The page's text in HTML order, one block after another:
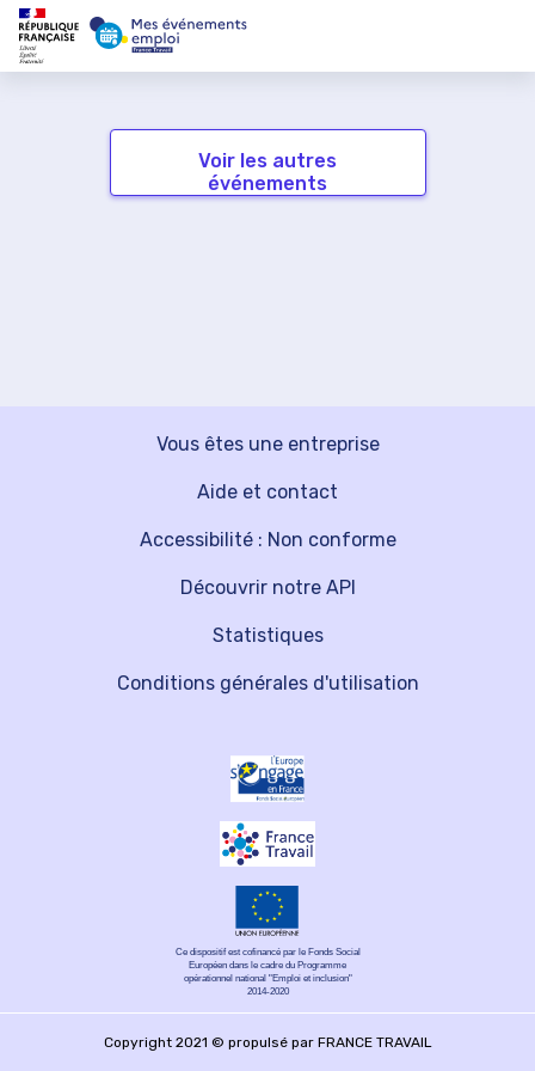
Voir les autres
événements
Vous êtes une entreprise
Découvrir notre API
Aide et contact
Statistiques
Accessibilité : Non conforme
Conditions générales d'utilisation
Ce dispositif est cofinancé par le Fonds Social
Européen dans le cadre du Programme
opérationnel national "Emploi et inclusion"
2014-2020
Copyright 2021 © propulsé par FRANCE TRAVAIL